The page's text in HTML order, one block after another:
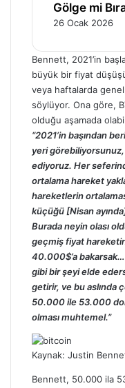
Gölge mi
26 Ocak 2026
Bennett, 2021’in
büyük bir fiyat
veya haftalarda
söylüyor. Ona göre,
olduğu aşamada
“2021’in başından
yeri
ediyoruz. Her
ortalama hareket
hareketlerin
küçüğü [Nisan
Burada neyin olası
geçmiş fiyat
40.000$’a
gibi bir şeyi elde
getirir, ve bu aslında
50.000 ile 53.000
olması muhtemel.”
Kaynak: Justin
Bennett, 50.000 ila